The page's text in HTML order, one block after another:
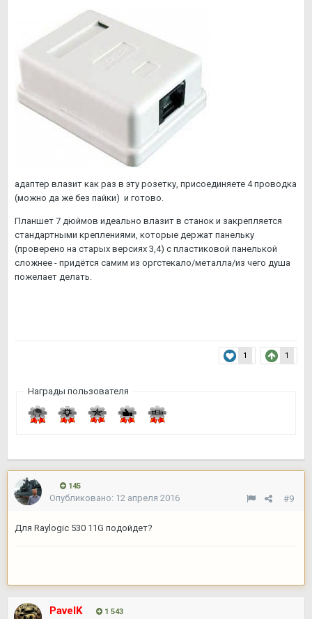
адаптер влазит как раз в эту розетку, присоединяете 4 проводка
(можно да же без пайки) и готово.
Планшет 7 дюймов идеально влазит в станок и закрепляется
стандартными креплениями, которые держат панельку
(проверено на старых версиях 3,4) с пластиковой панелькой
сложнее - придётся самим из оргстекало/металла/из чего душа
пожелает делать.
1 1
Награды пользователя
145
#9
Опубликовано: 12 апреля 2016
Для Raylogic 530 11G подойдет?
PavelK 1 543